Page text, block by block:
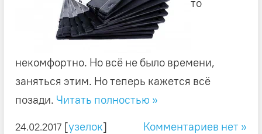
некомфортно. Но всё не было времени,
заняться этим. Но теперь кажется всё
позади. Читать полностью »
24.02.2017 [узелок] Комментариев нет »